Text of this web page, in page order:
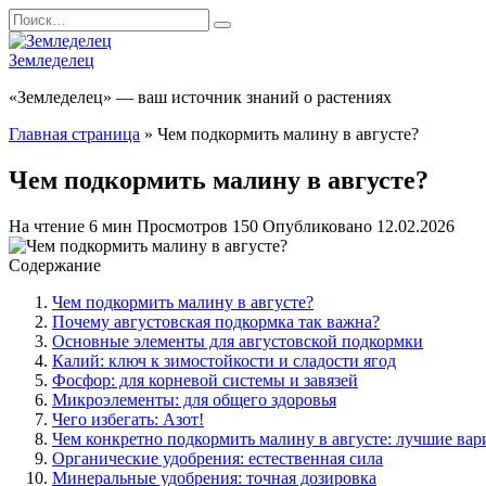
Перейти
к
содержанию
Search
for:
Земледелец
«Земледелец» — ваш источник знаний о растениях
Главная страница » Чем подкормить малину в августе?
Чем подкормить малину в августе?
На чтение 6 мин Просмотров 150 Опубликовано 12.02.2026
Содержание
Чем подкормить малину в августе?
Почему августовская подкормка так важна?
Основные элементы для августовской подкормки
Калий: ключ к зимостойкости и сладости ягод
Фосфор: для корневой системы и завязей
Микроэлементы: для общего здоровья
Чего избегать: Азот!
Чем конкретно подкормить малину в августе: лучшие
Органические удобрения: естественная сила
Минеральные удобрения: точная дозировка